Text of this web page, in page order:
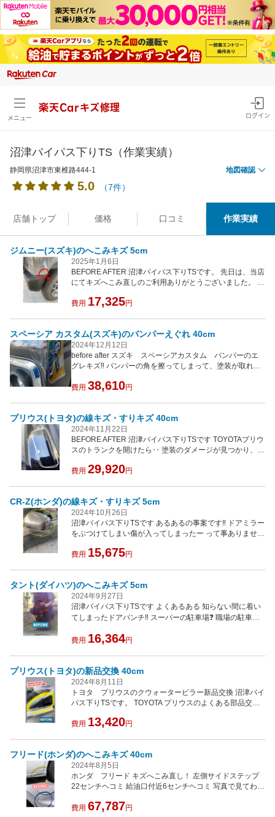
メニュー
楽天Carキズ修理
ログイン
沼津バイパス下りTS（作業実績）
静岡県沼津市東椎路444-1 地図確認
5.0 （7件）
店舗トップ 価格 口コミ 作業実績
ジムニー(スズキ)のへこみキズ 5cm
2025年1月6日
BEFORE AFTER 沼津バイパス下りTSです。 先日は、当店
にてキズへこみ直しのご利用ありがとうございました。 年
のかを直す前の写真で見ながら探したくらいキレイに直り
ードの支払いも可能‼️ 自社工場も完備だから安い‼️ 技術力
にもご安心下さい。 お見積もりはいつでも無料です。
費用 17,325円
スペーシア カスタム(スズキ)のバンパーえぐれ 40cm
2024年12月12日
before after スズキ スペーシアカスタム バンパーのエ
グレキズ‼️ バンパーの角を擦ってしまって、塗装が取れ下
わかる通り、どこにキズがあったのかさえ、わかりませ
TSにお任せ下さい お見積もりは無料で発行‼️ 代車貸し出し
サービス‼️ 事故や、車両保険などの保険支払いも可能で
す。 法人様大歓迎‼️ キズ直しの後、キーパーコーティング
の施工も可能‼️ お待ち頂いている間は、近隣のららぽーと
費用 38,610円
プリウス(トヨタ)の線キズ・すりキズ 40cm
2024年11月22日
BEFORE AFTER 沼津バイパス下りTSです TOYOTAプリウ
スのトランクを開けたら‥ 塗装のダメージが見つかり、直
ます‼️ トランクの内側のゴムが熱により、リヤバンパーの
が、しかしアフターの写真を見て下さい‼️ どこを塗り直し
たかわからないくらいキレイになりました。 お車のキズ、
へこみ直しは沼津バイパス下りTSにお任せください。
費用 29,920円
CR-Z(ホンダ)の線キズ・すりキズ 5cm
2024年10月26日
沼津バイパス下りTSです あるあるの事案です‼️ ドアミラー
をぶつけてしまい傷が入ってしまったー って事ありません
交換をした方が安いです‼️‼️ ドアミラーに限らず、お直しす
でにお見積もりいかがですか？ 修理の際は、代車の貸し出
し無料‼️ 気になるお客様は、沼津バイパス下りTSですにお
任せ下さい。
費用 15,675円
タント(ダイハツ)のへこみキズ 5cm
2024年9月27日
沼津バイパス下りTSです よくあるある 知らない間に着い
てしまったドアパンチ‼️ スーパーの駐車場❓ 職場の駐車場❓
ないドアパンチ‼️ 相手側の車両の塗装がついてしまってる
事とかありませんか❓ よく見るとへこんでる〜 ショックで
すよね。 そんなトラブルのヘコミや傷も当店ではキレイに
直す事が出来ます✨ 写真を見ても、ビフォーアフターの違
いがわかりませんか❓ キズがあった場所を探すのも難し
い、わからないくらいに綺麗に直ってます。✨✨ お車を大
ってしまいますよね❓ 是非、沼津バイパス下りTSにお任せ
費用 16,364円
プリウス(トヨタ)の新品交換 40cm
2024年8月11日
トヨタ プリウスのクウォーターピラー新品交換 沼津バイ
パス下りTSです。 TOYOTA プリウスのよくある部品交
30分！！ ご利用頂きありがとうございました。 こちらの
をする際に気になっていたので、部品交換のご提案をさ施
ていただきました。 部品も変わり新車同様ピカピカのお車
に生まれ変わりました。 気になるキズやへこみ、入ろあせ
などお気軽に沼津バイパス下りTSにご相談下さい。 お見
割引き価格でお得に実施出来ます。
費用 13,420円
フリード(ホンダ)のへこみキズ 40cm
2024年8月5日
ホンダ フリード キズへこみ直し！ 左側サイドステップ
22センチヘコミ 給油口付近6センチヘコミ 写真で見てわか
ません。 ヘコミを直した後に当店のキーパーコーティング
費用 67,787円